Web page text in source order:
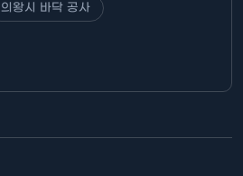
의왕시 바닥 공사